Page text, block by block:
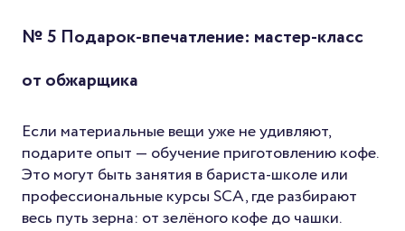
№ 5 Подарок-впечатление: мастер-класс
от обжарщика
Если материальные вещи уже не удивляют,
подарите опыт — обучение приготовлению кофе.
Это могут быть занятия в бариста-школе или
профессиональные курсы SCA, где разбирают
весь путь зерна: от зелёного кофе до чашки.